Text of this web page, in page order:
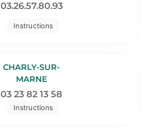
Instructions
03.26.57.80.93
Instructions
CHARLY-SUR-
MARNE
03 23 82 13 58